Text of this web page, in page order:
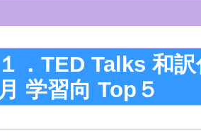
１．TED Talks 和
月 学習向 Top５